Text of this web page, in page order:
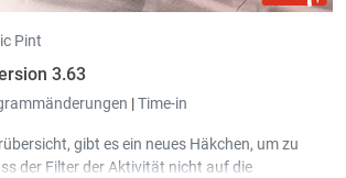
Pint
3.63
|Time-in
gibt es ein neues Häkchen, um zu
der Filter der Aktivität nicht auf die